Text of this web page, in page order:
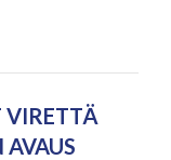
VIRETTÄ